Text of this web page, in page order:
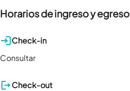
Horarios de ingreso y egreso
Check-in
Consultar
Check-out